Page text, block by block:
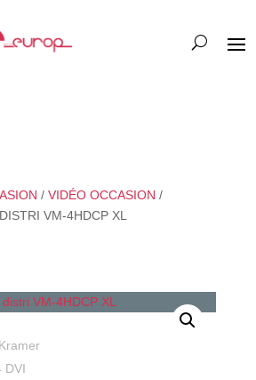
/ VIDÉO OCCASION /
VM-4HDCP XL